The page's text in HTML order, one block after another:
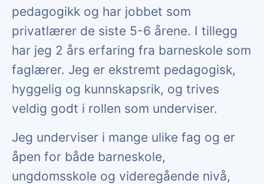
pedagogikk og har jobbet som
privatlærer de siste 5-6 årene. I tillegg
har jeg 2 års erfaring fra barneskole som
faglærer. Jeg er ekstremt pedagogisk,
hyggelig og kunnskapsrik, og trives
veldig godt i rollen som underviser.
Jeg underviser i mange ulike fag og er
åpen for både barneskole,
ungdomsskole og videregående nivå,